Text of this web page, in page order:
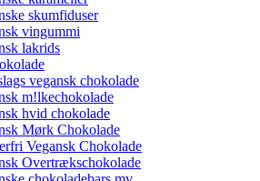
skumfiduser
vingummi
lakrids
vegansk chokolade
m!lkechokolade
hvid chokolade
Mørk Chokolade
Vegansk Chokolade
Overtrækschokolade